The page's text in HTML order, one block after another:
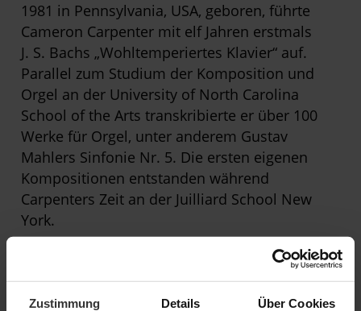
Zustimmung Details Über Cookies
1981 in Pennsylvania, USA, geboren, führte
Cameron Carpenter mit elf Jahren erstmals
J. S. Bachs „Wohltemperiertes Klavier“ auf.
Parallel zum Studium der Komposition und
Orgel an der University of North Carolina
School of the Arts transkribierte er über 100
Werke für Orgel, unter anderem Gustav
Mahlers Sinfonie Nr. 5. Die ersten eigenen
Kompositionen entstanden während
Carpenters Zeit an der Juilliard School New
York.
2019 erschien Carpenters Einspielung
seiner Bearbeitung der „Paganini-
Variationen“ von Sergei Rachmaninoff